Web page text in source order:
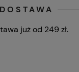
już od 249 zł.